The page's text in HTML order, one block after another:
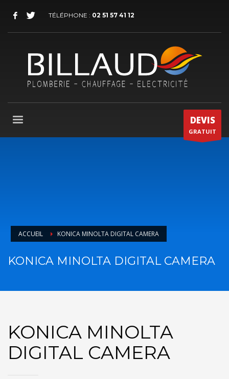
TÉLÉPHONE : 02 51 57 41 12
DEVIS
GRATUIT
ACCUEIL KONICA MINOLTA DIGITAL CAMERA
KONICA MINOLTA DIGITAL CAMERA
KONICA MINOLTA
DIGITAL CAMERA